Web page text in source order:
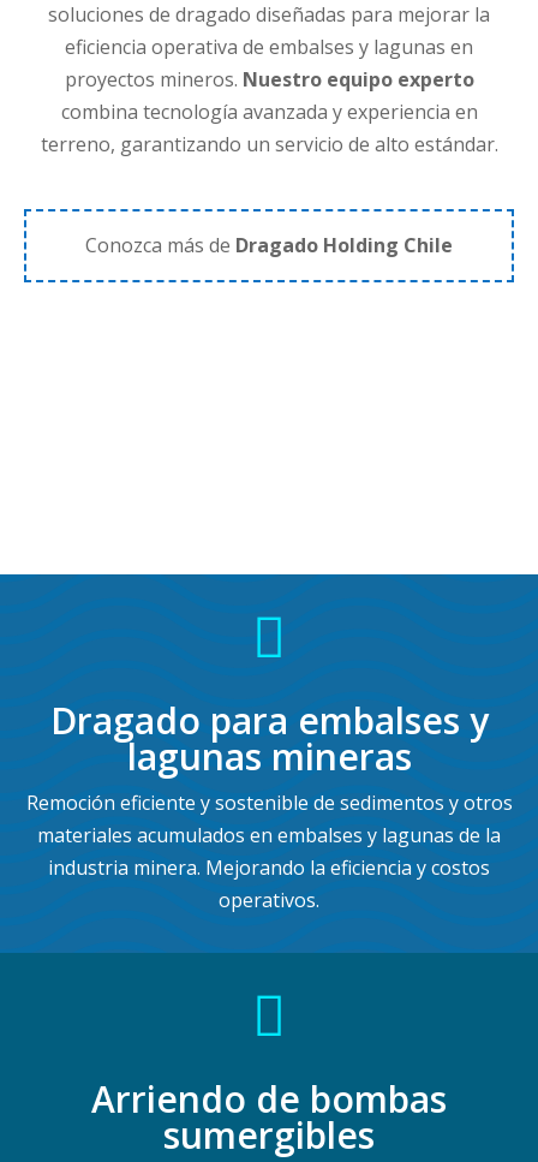
soluciones de dragado diseñadas para mejorar la
eficiencia operativa de embalses y lagunas en
proyectos mineros. Nuestro equipo experto
combina tecnología avanzada y experiencia en
terreno, garantizando un servicio de alto estándar.
Conozca más de Dragado Holding Chile

Dragado para embalses y
lagunas mineras
Remoción eficiente y sostenible de sedimentos y otros
materiales acumulados en embalses y lagunas de la
industria minera. Mejorando la eficiencia y costos
operativos.

Arriendo de bombas
sumergibles